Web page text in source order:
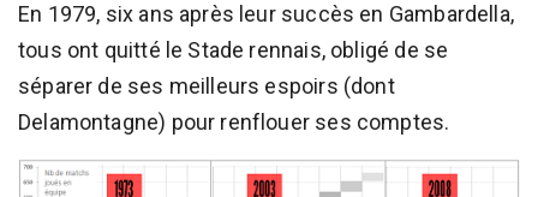
En 1979, six ans après leur succès en Gambardella,
tous ont quitté le Stade rennais, obligé de se
séparer de ses meilleurs espoirs (dont
Delamontagne) pour renflouer ses comptes.